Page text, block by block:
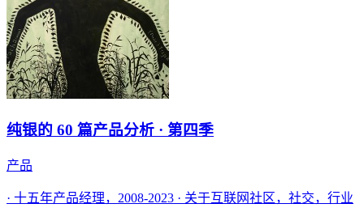
纯银的 60 篇产品分析 · 第四季
产品
· 十五年产品经理，2008-2023 · 关于互联网社区，社交，行业